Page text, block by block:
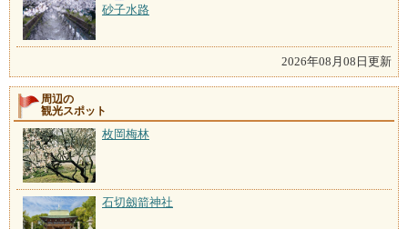
砂子水路
2026年08月08日更新
周辺の
観光スポット
枚岡梅林
石切劔箭神社